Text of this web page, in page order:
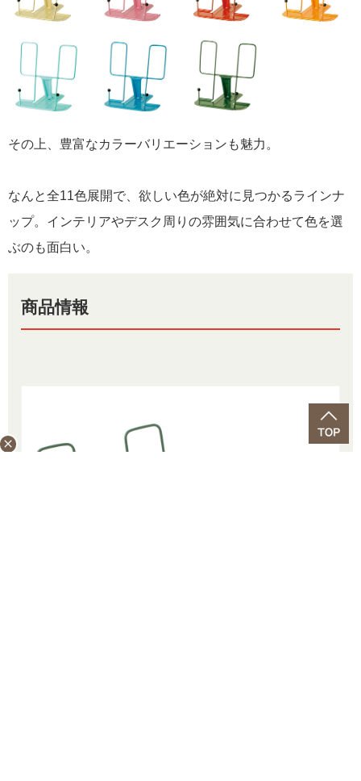
その上、豊富なカラーバリエーションも魅力。
なんと全11色展開で、欲しい色が絶対に見つかるラインナ
ップ。インテリアやデスク周りの雰囲気に合わせて色を選
ぶのも面白い。
商品情報
close